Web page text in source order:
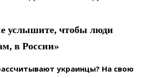
услышите, чтобы люди
в России»
украинцы? На свою